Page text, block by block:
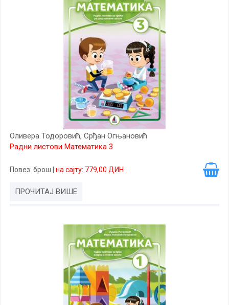
Оливера Тодоровић, Срђан Огњановић
Радни листови Математика 3
Повез: брош на сајту: 779,00 ДИН
ПРОЧИТАЈ ВИШЕ